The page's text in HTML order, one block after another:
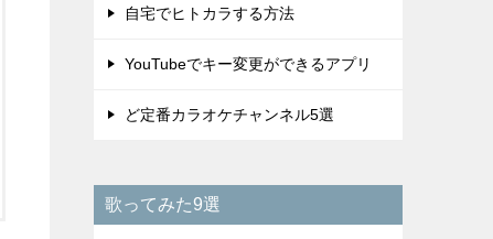
自宅でヒトカラする方法
YouTubeでキー変更ができるアプリ
ど定番カラオケチャンネル5選
歌ってみた9選